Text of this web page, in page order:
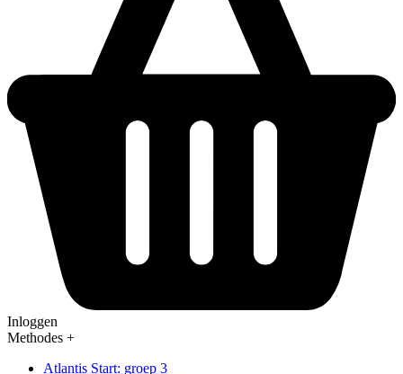
Inloggen
Methodes +
Atlantis Start: groep 3